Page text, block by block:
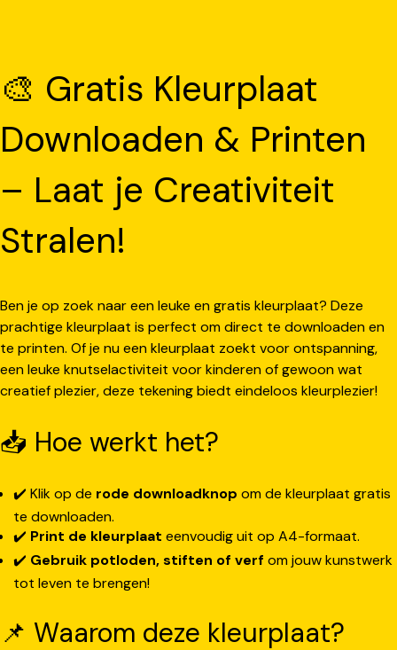
🎨 Gratis Kleurplaat
Downloaden & Printen
– Laat je Creativiteit
Stralen!
Ben je op zoek naar een leuke en gratis kleurplaat? Deze
prachtige kleurplaat is perfect om direct te downloaden en
te printen. Of je nu een kleurplaat zoekt voor ontspanning,
een leuke knutselactiviteit voor kinderen of gewoon wat
creatief plezier, deze tekening biedt eindeloos kleurplezier!
📥 Hoe werkt het?
✔️ Klik op de rode downloadknop om de kleurplaat gratis
te downloaden.
✔️ Print de kleurplaat eenvoudig uit op A4-formaat.
✔️ Gebruik potloden, stiften of verf om jouw kunstwerk
tot leven te brengen!
📌 Waarom deze kleurplaat?